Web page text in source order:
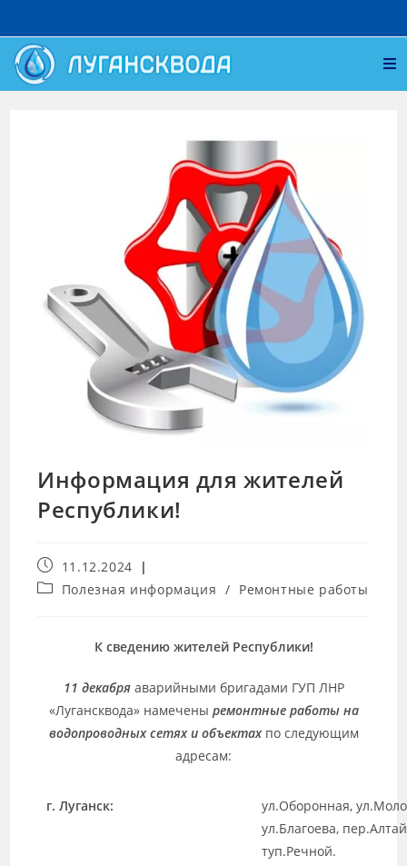
Информация для жителей
Республики!
11.12.2024
Полезная информация / Ремонтные работы
К сведению жителей Республики!
11 декабря аварийными бригадами ГУП ЛНР
«Лугансквода» намечены ремонтные работы на
водопроводных сетях и объектахпо следующим
адресам:
г. Луганск:
ул.Оборонная,
ул.Благоева,
туп.Речной.